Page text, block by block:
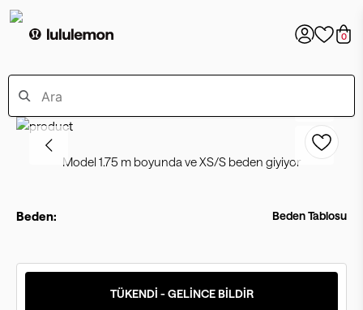
0
Model 1.75 m boyunda ve XS/S beden giyiyor
Beden: Beden Tablosu
TÜKENDİ - GELİNCE BİLDİR